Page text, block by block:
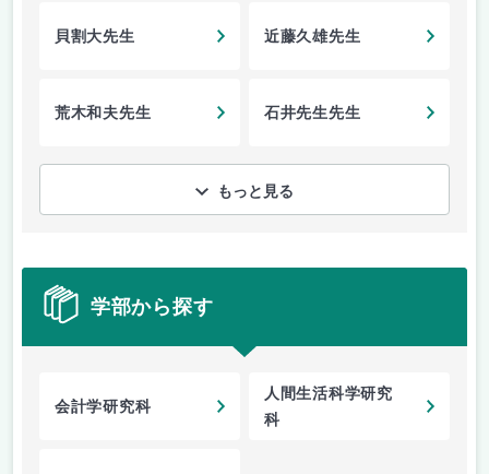
貝割大先生 近藤久雄先生
荒木和夫先生 石井先生先生
もっと見る
学部から探す
会計学研究科
人間生活科学研究
科